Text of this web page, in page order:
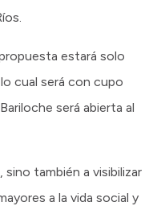
estará solo
cual será con cupo
será abierta al
también a visibilizar
a la vida social y